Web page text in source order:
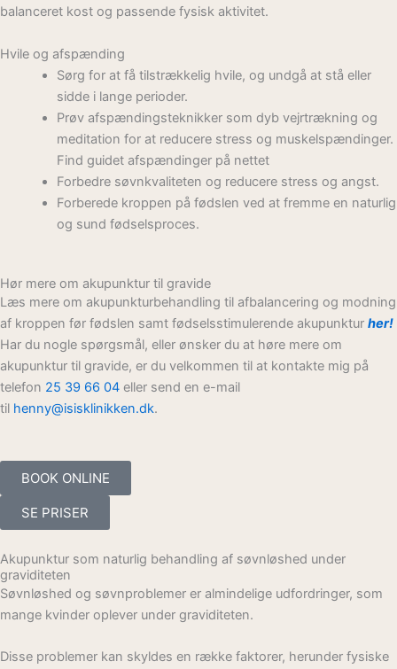
balanceret kost og passende fysisk aktivitet.
Hvile og afspænding
Sørg for at få tilstrækkelig hvile, og undgå at stå eller
sidde i lange perioder.
Prøv afspændingsteknikker som dyb vejrtrækning og
meditation for at reducere stress og muskelspændinger.
Find guidet afspændinger på nettet
Forbedre søvnkvaliteten og reducere stress og angst.
Forberede kroppen på fødslen ved at fremme en naturlig
og sund fødselsproces.
Hør mere om akupunktur til gravide
Læs mere om akupunkturbehandling til afbalancering og modning
af kroppen før fødslen samt fødselsstimulerende akupunktur her!
Har du nogle spørgsmål, eller ønsker du at høre mere om
akupunktur til gravide, er du velkommen til at kontakte mig på
telefon 25 39 66 04 eller send en e-mail
til henny@isisklinikken.dk.
BOOK ONLINE
SE PRISER
Akupunktur som naturlig behandling af søvnløshed under
graviditeten
Søvnløshed og søvnproblemer er almindelige udfordringer, som
mange kvinder oplever under graviditeten.
Disse problemer kan skyldes en række faktorer, herunder fysiske